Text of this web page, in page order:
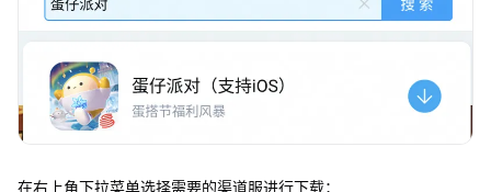
在右上角下拉菜单选择需要的渠道服进行下载；